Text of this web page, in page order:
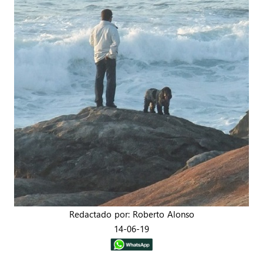
Redactado por: Roberto Alonso
14-06-19